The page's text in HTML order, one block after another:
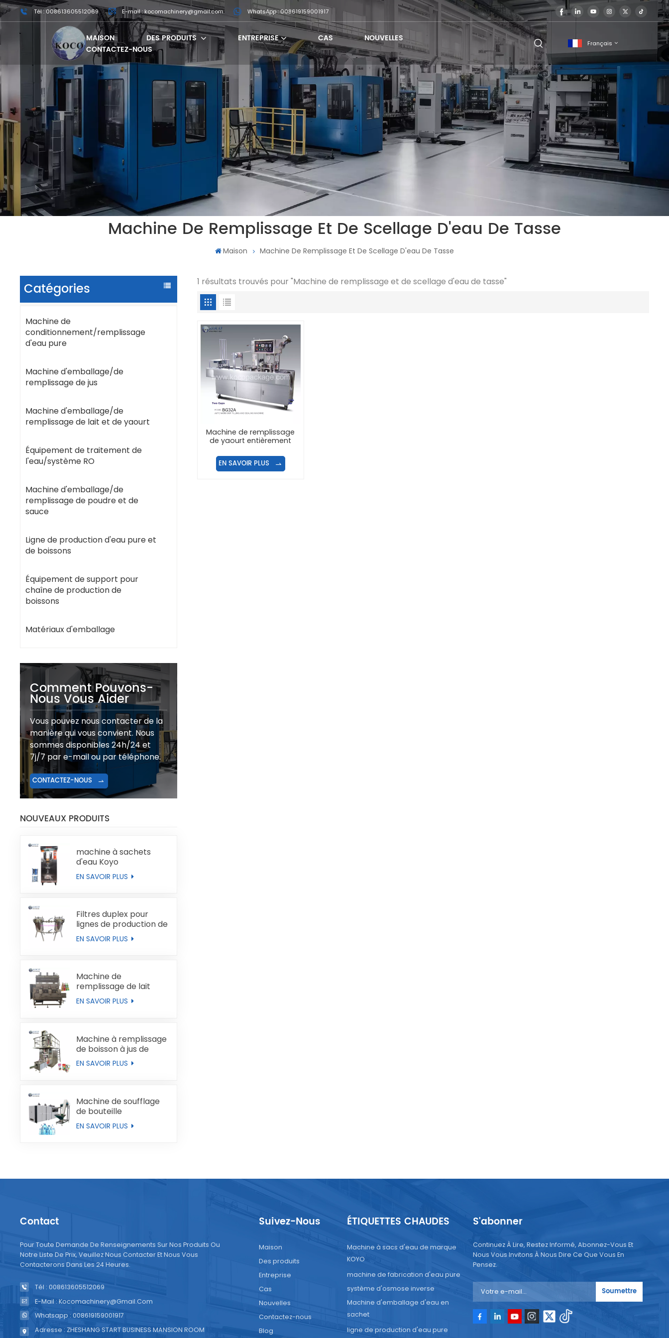
Tél : 008613605512069 E-mail : kocomachinery@gmail.com WhatsApp : 008619159001917
MAISON DES PRODUITS ENTREPRISE CAS
NOUVELLES
CONTACTEZ-NOUS
Français
English
français
Machine De Remplissage Et De Scellage D'eau De Tasse
Maison Machine De Remplissage Et De Scellage D'eau De Tasse
Catégories
Machine de
conditionnement/remplissage
d'eau pure
Machine d'emballage/de
remplissage de jus
Machine d'emballage/de
remplissage de lait et de yaourt
Équipement de traitement de
l'eau/système RO
Machine d'emballage/de
remplissage de poudre et de
sauce
Ligne de production d'eau pure et
de boissons
Équipement de support pour
chaîne de production de
boissons
Matériaux d'emballage
Comment Pouvons-
Nous Vous Aider
Vous pouvez nous contacter de la
manière qui vous convient. Nous
sommes disponibles 24h/24 et
7j/7 par e-mail ou par téléphone.
CONTACTEZ-NOUS
NOUVEAUX PRODUITS
machine à sachets
d'eau Koyo
EN SAVOIR PLUS
Filtres duplex pour
lignes de production de
liquides
EN SAVOIR PLUS
Machine de
remplissage de lait
automatique
EN SAVOIR PLUS
Machine à remplissage
de boisson à jus de
boucles de type brique
EN SAVOIR PLUS
Machine de soufflage
de bouteille
entièrement
automatique
EN SAVOIR PLUS
1 résultats trouvés pour "Machine de remplissage et de scellage d'eau de tasse"
Machine de remplissage
de yaourt entièrement
EN SAVOIR PLUS
Contact
Pour Toute Demande De Renseignements Sur Nos Produits Ou
Notre Liste De Prix, Veuillez Nous Contacter Et Nous Vous
Contacterons Dans Les 24 Heures.
Tél : 008613605512069
E-Mail : Kocomachinery@gmail.com
Whatsapp : 008619159001917
Adresse : ZHESHANG START BUSINESS MANSION ROOM
Suivez-Nous
Maison
Des produits
Entreprise
Cas
Nouvelles
Contactez-nous
Blog
ÉTIQUETTES CHAUDES
Machine à sacs d'eau de marque
KOYO
machine de fabrication d'eau pure
système d'osmose inverse
Machine d'emballage d'eau en
sachet
ligne de production d'eau pure
S'abonner
Continuez À Lire, Restez Informé, Abonnez-Vous Et
Nous Vous Invitons À Nous Dire Ce Que Vous En
Pensez.
Soumettre